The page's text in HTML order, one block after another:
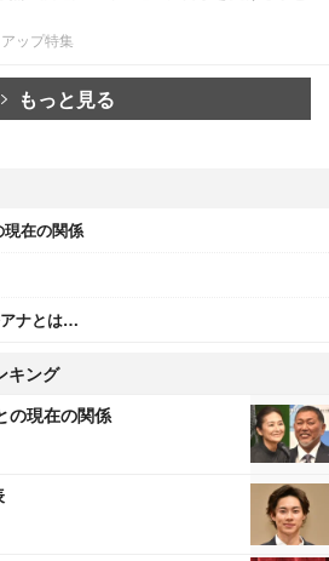
ップ特集
もっと見る
在の関係
ナとは…
キング
の現在の関係